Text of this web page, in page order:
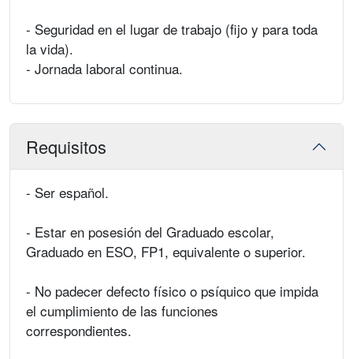
- Seguridad en el lugar de trabajo (fijo y para toda
la vida).
- Jornada laboral continua.
Requisitos
- Ser español.
- Estar en posesión del Graduado escolar,
Graduado en ESO, FP1, equivalente o superior.
- No padecer defecto físico o psíquico que impida
el cumplimiento de las funciones
correspondientes.